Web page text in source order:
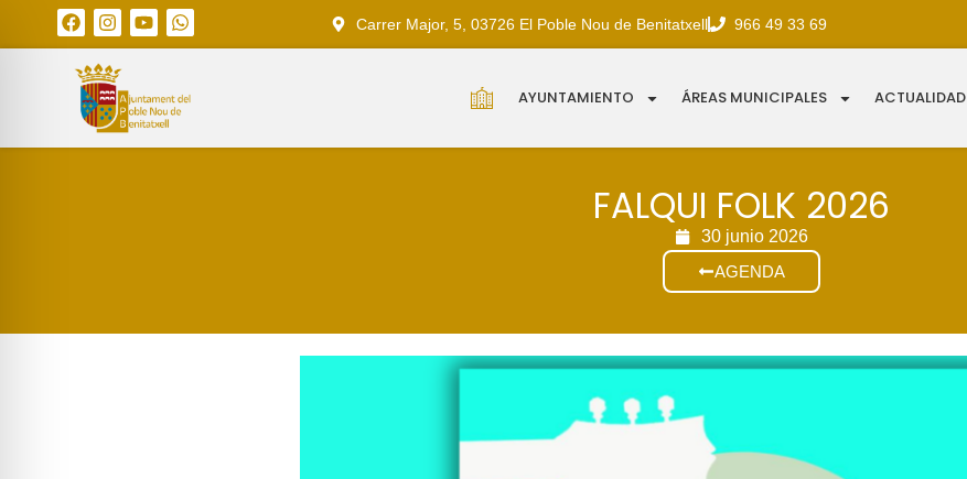
Carrer Major, 5, 03726 El Poble Nou de Benitatxell 966 49 33 69
AYUNTAMIENTO ÁREAS MUNICIPALES ACTUALIDAD
FALQUI FOLK 2026
30 junio 2026
AGENDA